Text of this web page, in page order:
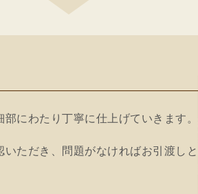
にわたり丁寧に仕上げていきます。
ただき、問題がなければお引渡しと